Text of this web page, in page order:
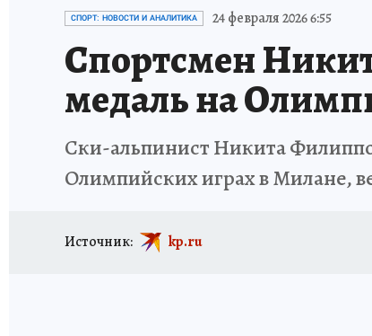
ИСПЫТАНО НА СЕБЕ
СПОРТ: НОВОСТИ И АНАЛИТИКА 24 февраля 2026 6:55
Спортсмен
медаль на
Ски-альпинист Никита
Олимпийских играх в Милане,
Источник: kp.ru